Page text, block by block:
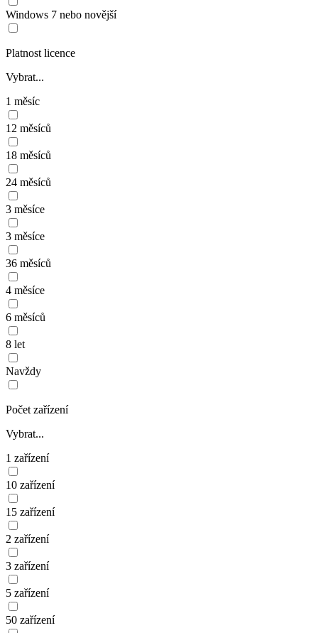
Windows 7 nebo novější
Platnost licence
Vybrat...
1 měsíc
12 měsíců
18 měsíců
24 měsíců
3 měsíce
3 měsíce
36 měsíců
4 měsíce
6 měsíců
8 let
Navždy
Počet zařízení
Vybrat...
1 zařízení
10 zařízení
15 zařízení
2 zařízení
3 zařízení
5 zařízení
50 zařízení